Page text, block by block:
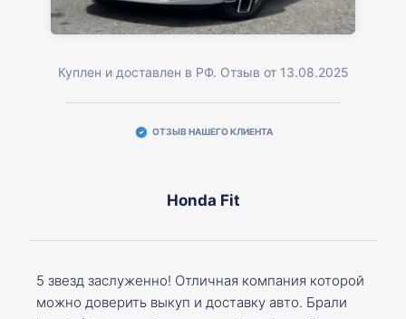
Куплен и доставлен в РФ. Отзыв от 13.08.2025
ОТЗЫВ НАШЕГО КЛИЕНТА
Honda Fit
5 звезд заслуженно! Отличная компания которой
можно доверить выкуп и доставку авто. Брали